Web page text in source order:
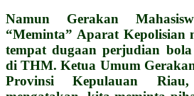
Namun Gerakan
“Meminta” Aparat Kepolisian
tempat dugaan perjudian
di THM. Ketua Umum
Provinsi Kepulauan